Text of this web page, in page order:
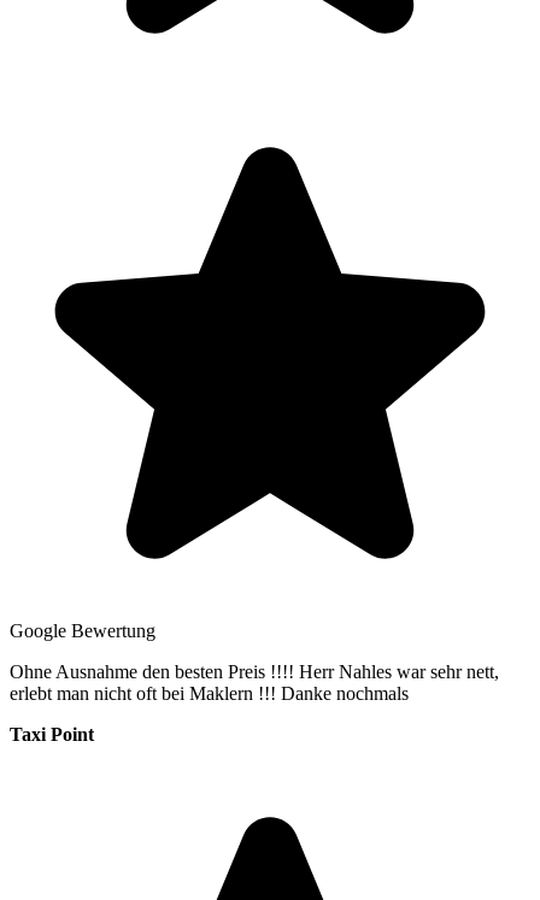
Google Bewertung
Ohne Ausnahme den besten Preis !!!! Herr Nahles war sehr nett,
erlebt man nicht oft bei Maklern !!! Danke nochmals
Taxi Point